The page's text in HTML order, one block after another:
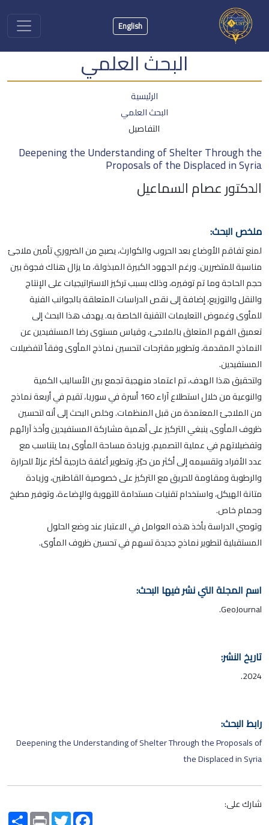
English
البحث العلمي
الرئيسية
البحث العلمي
التفاصيل
Deepening the Understanding of Shelter Through the
Proposals of the Displaced in Syria
الدكتور عصام السماعيل
ملخص البحث:
لمنع تفاقم الأوضاع بعد الحروب والكوارث، يصبح من الضروري تأمين ملاجئ
مناسبة للمتضررين. ورغم الجهود الكبيرة المبذولة، ما يزال هناك فجوة بين
حجم الحاجة وما تم توفيره، وذلك بسبب تركيز الاستراتيجيات على الإنتاج
والنقل والتوزيع، إضافة إلى نقص الدراسات المتعلقة بالجوانب الفنية
للمأوى وغموض التعليمات التقنية الخاصة به. يهدف هذا البحث إلى
تعميق الفهم المتعلق بالملاجئ، وقياس مستوى رضا المستفيدين عن
النماذج المقدمة، وتطوير مقترحات لتحسين نماذج المأوى وفقاً لتفضيلات
المستفيدين.
ولتحقيق هذا الهدف، تم اعتماد منهجية تجمع بين الأساليب الكمية
والنوعية من خلال استطلاع آراء 160 أسرة في سوريا، تقيم في أربعة نماذج
من الملاجئ المعتمدة من قبل المنظمات. وخلص البحث إلى أنه لتحسين
ظروف المأوى، ينبغي التركيز على أهمية مشاركة المستفيدين وأخذ آرائهم
وتفضيلاتهم في عملية التصميم، وزيادة مساحة المأوى بما يتناسب مع
عدد الأفراد وتقسيمه إلى أكثر من حيّز، وتطوير أغلفة خارجية أكثر عزلاً للحرارة
والرطوبة ومقاومة للحريق مع التركيز على خصوصية القاطنين، وزيادة
متانة الهيكل، واستخدام تقنيات مستدامة للتهوية والإضاءة، وتوفير مطبخ
وحمام خاص.
وتوصي الدراسة بأخذ هذه العوامل في الاعتبار عند وضع الحلول
المستقبلية لتطوير نماذج جديدة تسهم في تحسين ظروف المأوى.
اسم المجلة التي نشر فيها البحث:
GeoJournal.
تاريخ النشر:
2024.
رابط البحث:
Deepening the Understanding of Shelter Through the Proposals of
the Displaced in Syria
شارك على:
Share PrintTwitterFacebook